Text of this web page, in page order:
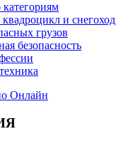
и снегоход
грузов
безопасность
Онлайн